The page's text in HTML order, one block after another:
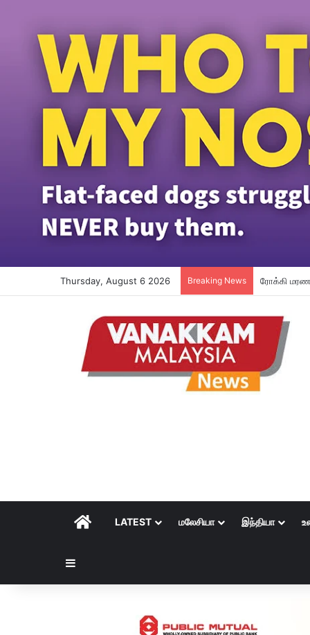
Thursday, August 6 2026 Breaking News ரோக்கி
HOMELATEST மலேசியா இந்தியா